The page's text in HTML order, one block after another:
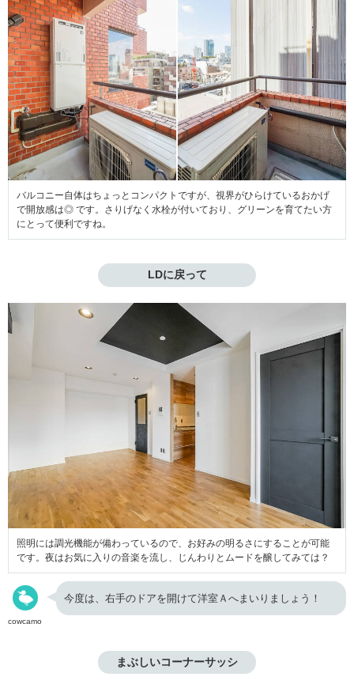
バルコニー自体はちょっとコンパクトですが、視界がひらけているおかげ
で開放感は◎ です。さりげなく水栓が付いており、グリーンを育てたい方
にとって便利ですね。
LDに戻って
照明には調光機能が備わっているので、お好みの明るさにすることが可能
です。夜はお気に入りの音楽を流し、じんわりとムードを醸してみては？
cowcamo
今度は、右手のドアを開けて洋室Ａへまいりましょう！
まぶしいコーナーサッシ